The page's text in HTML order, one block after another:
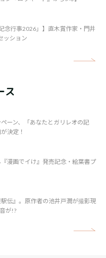
念行事2026」】直木賞作家・門井
ッション
ス
ーン、「あなたとガリレオの記
決定！
漫画でイけ』発売記念・絵葉書プ
伝』。原作者の池井戸潤が撮影現
が!?